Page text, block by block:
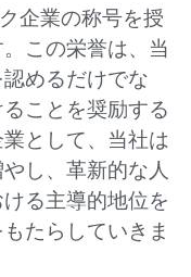
企業の称号を授
この栄誉は、当
めるだけでな
ことを奨励する
として、当社は
し、革新的な人
る主導的地位を
たらしていきま